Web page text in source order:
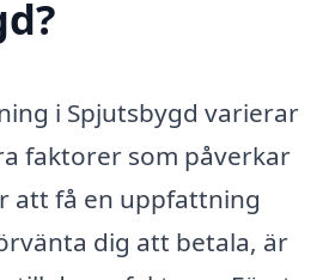
i Spjutsbygd varierar
faktorer som påverkar
att få en uppfattning
dig att betala, är